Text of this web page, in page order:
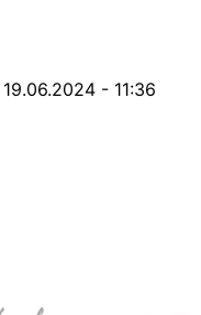
19.06.2024 - 11:36